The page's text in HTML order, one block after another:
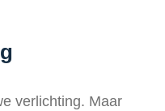
verlichting. Maar